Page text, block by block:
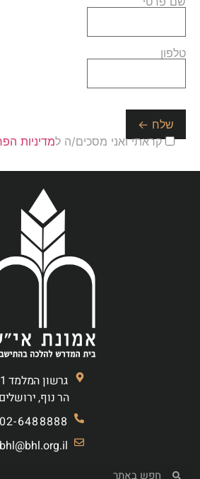
טלפון
קראתי ואני מסכים/ה למדיניות
גרשון המלמד 1
הר נוף, ירושלים
02-6488888
bhl@bhl.org.il